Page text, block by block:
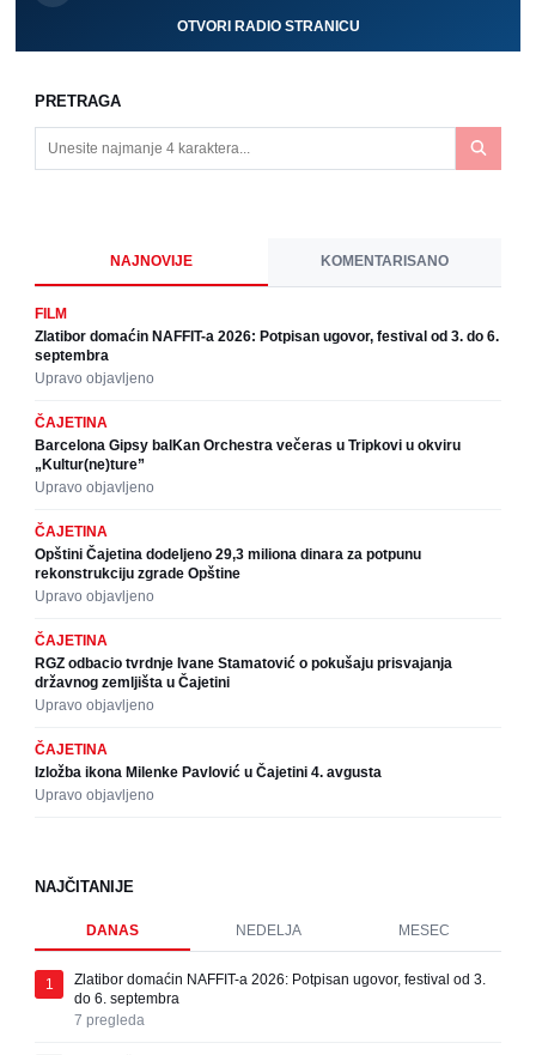
OTVORI RADIO STRANICU
PRETRAGA
NAJNOVIJE KOMENTARISANO
FILM
Zlatibor domaćin NAFFIT-a 2026: Potpisan ugovor, festival od 3. do 6.
septembra
Upravo objavljeno
ČAJETINA
Barcelona Gipsy balKan Orchestra večeras u Tripkovi u okviru
„Kultur(ne)ture”
Upravo objavljeno
ČAJETINA
Opštini Čajetina dodeljeno 29,3 miliona dinara za potpunu
rekonstrukciju zgrade Opštine
Upravo objavljeno
ČAJETINA
RGZ odbacio tvrdnje Ivane Stamatović o pokušaju prisvajanja
državnog zemljišta u Čajetini
Upravo objavljeno
ČAJETINA
Izložba ikona Milenke Pavlović u Čajetini 4. avgusta
Upravo objavljeno
NAJČITANIJE
DANAS NEDELJA MESEC
1
Zlatibor domaćin NAFFIT-a 2026: Potpisan ugovor, festival od 3.
do 6. septembra
7 pregleda